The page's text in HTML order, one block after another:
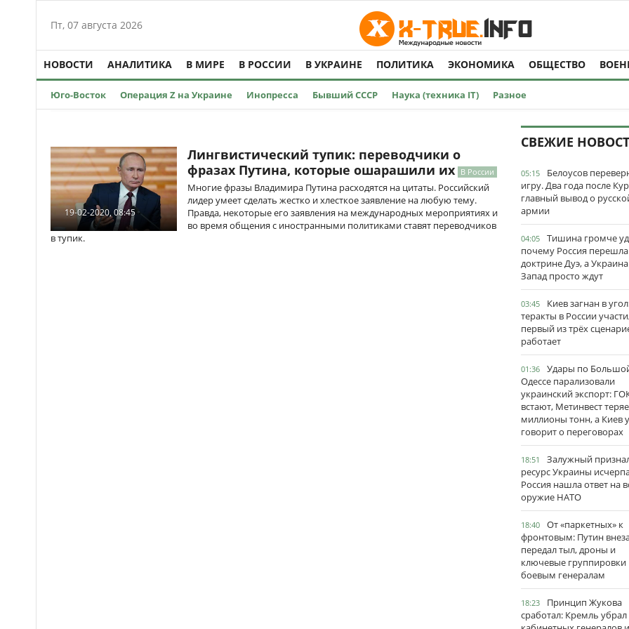
Пт, 07 августа 2026
НОВОСТИ АНАЛИТИКА В МИРЕ В РОССИИ В УКРАИНЕ ПОЛИТИКА ЭКОНОМИКА ОБЩЕСТВО
Юго-Восток Операция Z на Украине Инопресса Бывший СССР Наука (техника IT) Разное
19-02-2020, 08:45
Лингвистический тупик: переводчики о
фразах Путина, которые ошарашили их В России
Многие фразы Владимира Путина расходятся на цитаты. Российский
лидер умеет сделать жестко и хлесткое заявление на любую тему.
Правда, некоторые его заявления на международных мероприятиях и
во время общения с иностранными политиками ставят переводчиков
в тупик.
СВЕЖИЕ
05:15
Белоусов
игру. Два года после
главный вывод о
армии
04:05
Тишина громче
почему Россия
доктрине Дуэ, а
Запад просто ждут
03:45
Киев загнан в
теракты в России
первый из трёх
работает
01:36
Удары по
Одессе парализовали
украинский экспорт:
встают, Метинвест
миллионы тонн, а Киев
говорит о переговорах
18:51
Залужный
ресурс Украины
Россия нашла ответ на
оружие НАТО
18:40
От «паркетных» к
фронтовым: Путин
передал тыл, дроны и
ключевые группировки
боевым генералам
18:23
Принцип Жукова
сработал: Кремль убрал